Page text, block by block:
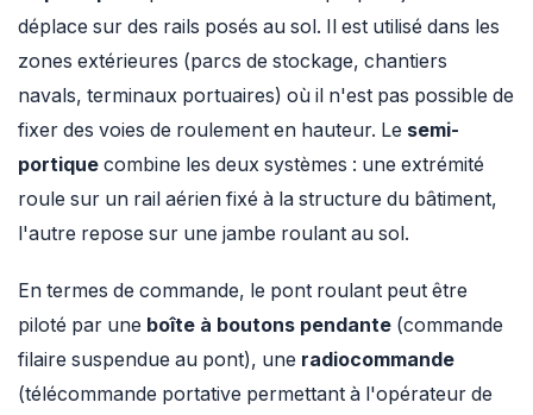
déplace sur des rails posés au sol. Il est utilisé dans les
zones extérieures (parcs de stockage, chantiers
navals, terminaux portuaires) où il n'est pas possible de
fixer des voies de roulement en hauteur. Le semi-
portique combine les deux systèmes : une extrémité
roule sur un rail aérien fixé à la structure du bâtiment,
l'autre repose sur une jambe roulant au sol.
En termes de commande, le pont roulant peut être
piloté par une boîte à boutons pendante (commande
filaire suspendue au pont), une radiocommande
(télécommande portative permettant à l'opérateur de